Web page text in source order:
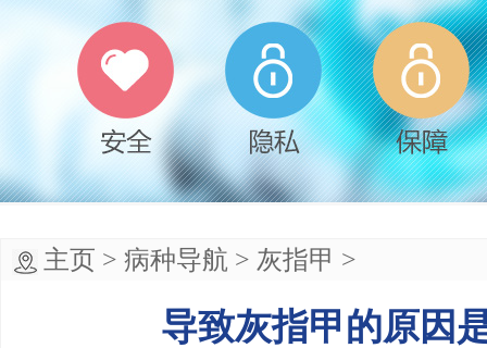
主页 > 病种导航 > 灰指甲 >
导致灰指甲的原因